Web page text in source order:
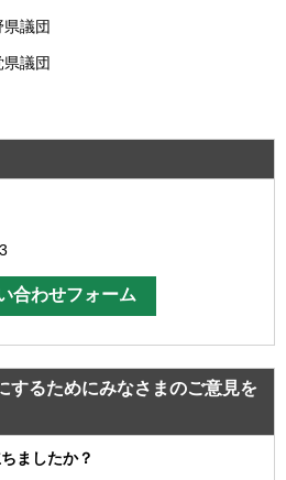
議団
議団
するためにみなさまのご意見を
ましたか？